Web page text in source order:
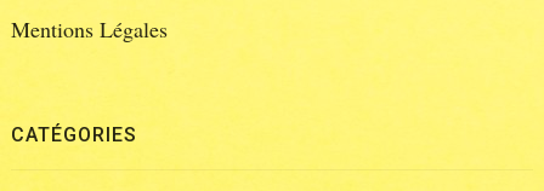
Mentions Légales
CATÉGORIES